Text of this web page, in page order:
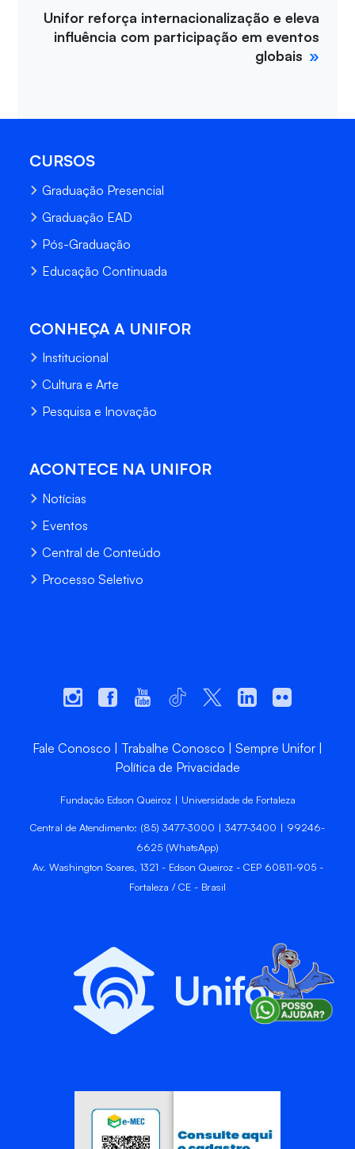
Unifor reforça internacionalização e eleva
influência com participação em eventos
globais
CURSOS
Graduação Presencial
Graduação EAD
Pós-Graduação
Educação Continuada
CONHEÇA A UNIFOR
Institucional
Cultura e Arte
Pesquisa e Inovação
ACONTECE NA UNIFOR
Notícias
Eventos
Central de Conteúdo
Processo Seletivo
Fale Conosco Trabalhe Conosco
Sempre Unifor
Política de Privacidade
Fundação Edson Queiroz | Universidade de Fortaleza
Central de Atendimento: (85) 3477-3000 | 3477-3400 | 99246-
6625 (WhatsApp)
Av. Washington Soares, 1321 - Edson Queiroz - CEP 60811-905 -
Fortaleza / CE - Brasil